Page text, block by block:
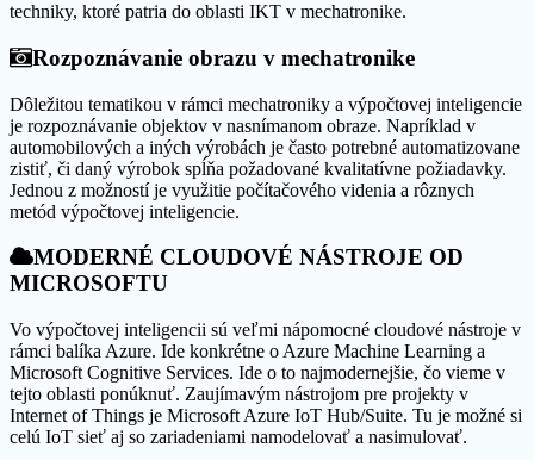
techniky, ktoré patria do oblasti IKT v mechatronike.
Rozpoznávanie obrazu v mechatronike
Dôležitou tematikou v rámci mechatroniky a výpočtovej inteligencie
je rozpoznávanie objektov v nasnímanom obraze. Napríklad v
automobilových a iných výrobách je často potrebné automatizovane
zistiť, či daný výrobok spĺňa požadované kvalitatívne požiadavky.
Jednou z možností je využitie počítačového videnia a rôznych
metód výpočtovej inteligencie.
MODERNÉ CLOUDOVÉ NÁSTROJE OD
MICROSOFTU
Vo výpočtovej inteligencii sú veľmi nápomocné cloudové nástroje v
rámci balíka Azure. Ide konkrétne o Azure Machine Learning a
Microsoft Cognitive Services. Ide o to najmodernejšie, čo vieme v
tejto oblasti ponúknuť. Zaujímavým nástrojom pre projekty v
Internet of Things je Microsoft Azure IoT Hub/Suite. Tu je možné si
celú IoT sieť aj so zariadeniami namodelovať a nasimulovať.